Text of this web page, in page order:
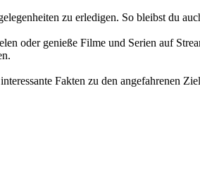
zu erledigen. So bleibst du
oder genieße Filme und Serien auf
Fakten zu den angefahrenen